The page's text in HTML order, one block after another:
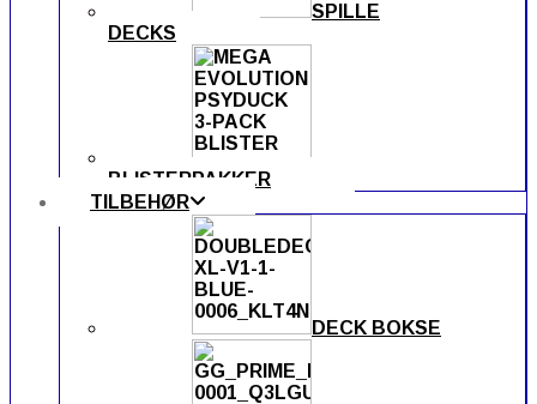
SPILLE
DECKS
BLISTERPAKKER
TILBEHØR
DECK BOKSE